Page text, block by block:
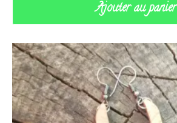
Ajouter au panier